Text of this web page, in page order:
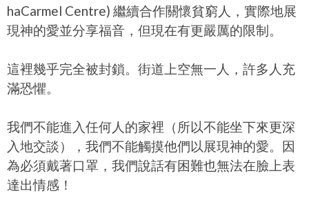
haCarmel Centre) 繼續合作關懷貧窮人，實際地展
現神的愛並分享福音，但現在有更嚴厲的限制。
這裡幾乎完全被封鎖。街道上空無一人，許多人充
滿恐懼。​
我們不能進入任何人的家裡（所以不能坐下來更深
入地交談），我們不能觸摸他們以展現神的愛。因
為必須戴著口罩，我們說話有困難也無法在臉上表
達出情感！